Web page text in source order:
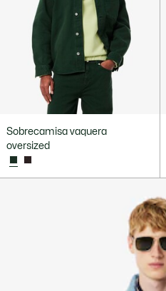
Sobrecamisa vaquera
oversized